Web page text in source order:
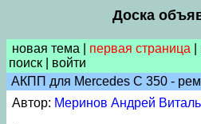
Доска
новая тема первая страница
поиск
войти
АКПП для Mercedes С 350 -
Автор: Меринов Андрей